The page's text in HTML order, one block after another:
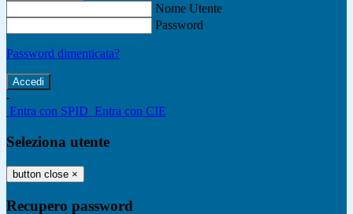
Nome Utente
Password
Password dimenticata?
-
Entra con SPID Entra con CIE
Seleziona utente
button close ×
Recupero password